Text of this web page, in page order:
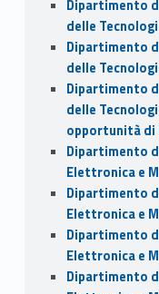
Dipartimento
delle
Dipartimento
delle
Dipartimento
delle
opportunità di
Dipartimento
Elettronica e
Dipartimento
Elettronica e
Dipartimento
Elettronica e
Dipartimento